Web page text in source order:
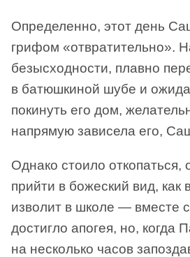
Определенно, этот день
грифом «отвратительно».
безысходности, плавно
в батюшкиной шубе и
покинуть его дом,
напрямую зависела его,
Однако стоило откопаться,
прийти в божеский вид,
изволит в школе — вместе
достигло апогея, но, когда
на несколько часов